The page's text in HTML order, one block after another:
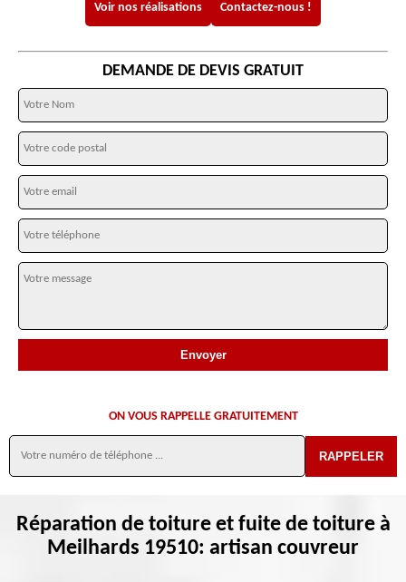
Voir nos réalisations Contactez-nous !
DEMANDE DE DEVIS GRATUIT
ON VOUS RAPPELLE GRATUITEMENT
Réparation de toiture et fuite de toiture à
Meilhards 19510: artisan couvreur